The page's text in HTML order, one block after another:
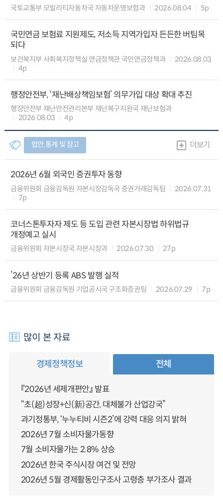
국토교통부 모빌리티자동차국 자동차운영보험과 2026.08.04 5p
국민연금 보험료 지원제도, 저소득 지역가입자 든든한 버팀목
되다
보건복지부 사회복지정책실 연금정책관 국민연금정책과
2026.08.03
4p
행정안전부, ‘재난배상책임보험’ 의무가입 대상 확대 추진
행정안전부 재난안전관리본부 재난복구지원국 재난보험과
2026.08.03
4p
법안.통계 및 참고 더보기
2026년 6월 외국인 증권투자 동향
금융위원회 금융감독원 자본시장감독국 증권거래감독팀
2026.07.31
7p
코너스톤투자자 제도 등 도입 관련 자본시장법 하위법규
개정예고 실시
금융위원회 자본시장국 자본시장과 2026.07.30 27p
’26년 상반기 등록 ABS 발행 실적
금융위원회 금융감독원 기업공시국 구조화증권팀 2026.07.29 7p
많이 본 자료
경제정책정보 전체
『2026년 세제개편안』 발표
“초(超)성장+신(新)공간, 대체불가 산업강국”
과기정통부, ‘누누티비 시즌2’에 강력 대응 의지 밝혀
2026년 7월 소비자물가동향
7월 소비자물가는 2.8% 상승
2026년 한국 주식시장 여건 및 전망
2026년 5월 경제활동인구조사 고령층 부가조사 결과